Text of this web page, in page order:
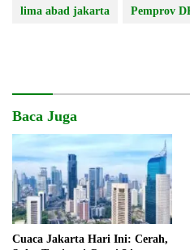
lima abad jakarta Pemprov
Baca Juga
Cuaca Jakarta Hari Ini: Cerah,